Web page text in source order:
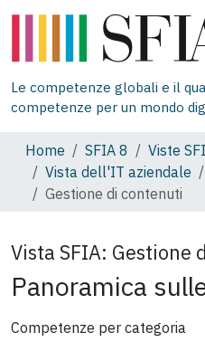
Le competenze globali e il
competenze per un mondo
Home SFIA 8
Viste
Vista dell'IT aziendale
Gestione di contenuti
Vista SFIA: Gestione
Panoramica
Competenze per categoria